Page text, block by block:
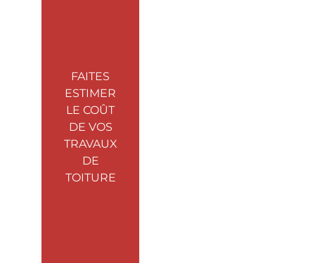
FAITES
ESTIMER
LE COÛT
DE VOS
TRAVAUX
DE
TOITURE